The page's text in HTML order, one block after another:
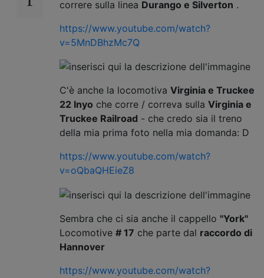
correre sulla linea Durango e Silverton .
https://www.youtube.com/watch?
v=5MnDBhzMc7Q
C'è anche la locomotiva Virginia e Truckee
22 Inyo che corre / correva sulla Virginia e
Truckee Railroad - che credo sia il treno
della mia prima foto nella mia domanda: D
https://www.youtube.com/watch?
v=oQbaQHEieZ8
Sembra che ci sia anche il cappello "York"
Locomotive # 17 che parte dal raccordo di
Hannover
https://www.youtube.com/watch?